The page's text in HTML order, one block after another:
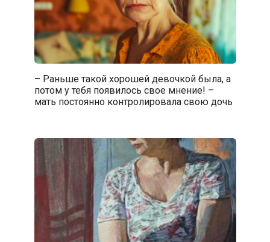
– Раньше такой хорошей девочкой была, а
потом у тебя появилось свое мнение! –
мать постоянно контролировала свою дочь